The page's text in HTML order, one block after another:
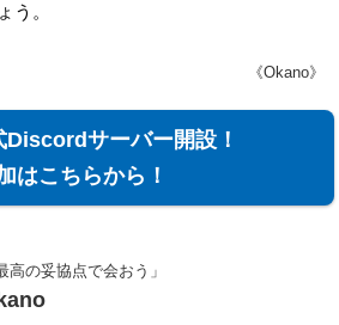
う。
《Okano》
Discordサーバー開設！
はこちらから！
高の妥協点で会おう」